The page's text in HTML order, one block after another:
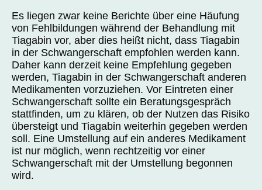
Es liegen zwar keine Berichte über eine Häufung
von Fehlbildungen während der Behandlung mit
Tiagabin vor, aber dies heißt nicht, dass Tiagabin
in der Schwangerschaft empfohlen werden kann.
Daher kann derzeit keine Empfehlung gegeben
werden, Tiagabin in der Schwangerschaft anderen
Medikamenten vorzuziehen. Vor Eintreten einer
Schwangerschaft sollte ein Beratungsgespräch
stattfinden, um zu klären, ob der Nutzen das Risiko
übersteigt und Tiagabin weiterhin gegeben werden
soll. Eine Umstellung auf ein anderes Medikament
ist nur möglich, wenn rechtzeitig vor einer
Schwangerschaft mit der Umstellung begonnen
wird.